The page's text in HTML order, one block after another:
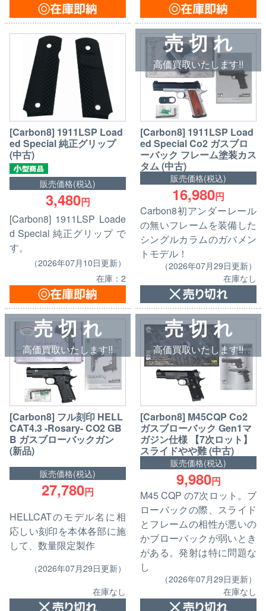
[Carbon8] 1911LSP Load
ed Special 純正グリップ
(中古)
販売価格(税込)
3,480円
[Carbon8] 1911LSP Loade
d Special 純正グリップ で
す。
（2026年07月10日更新）
在庫：2
売 切 れ
高価買取いたします!!
[Carbon8] 1911LSP Load
ed Special Co2 ガスブロ
ーバック フレーム塗装カス
タム (中古)
販売価格(税込)
16,980円
Carbon8初アンダーレール
の無いフレームを装備した
シングルカラムのガバメン
トモデル！
（2026年07月29日更新）
在庫なし
売 切 れ
高価買取いたします!!
[Carbon8] フル刻印 HELL
CAT4.3 -Rosary- CO2 GB
B ガスブローバックガン
(新品)
販売価格(税込)
27,780円
HELLCATのモデル名に相
応しい刻印を本体各部に施
して、数量限定製作
（2026年07月29日更新）
在庫なし
売 切 れ
高価買取いたします!!
[Carbon8] M45CQP Co2
ガスブローバック Gen1マ
ガジン仕様 【7次ロット】
スライドやや難 (中古)
販売価格(税込)
9,980円
M45 CQP の7次ロット。ブ
ローバックの際、スライド
とフレームの相性が悪いの
かブローバックが弱いとき
がある。発射は特に問題な
し
（2026年07月29日更新）
在庫なし